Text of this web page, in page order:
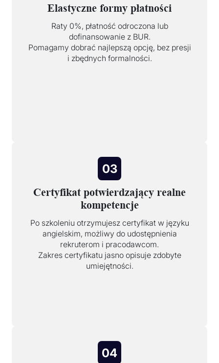
Elastyczne formy płatności
Raty 0%, płatność odroczona lub
dofinansowanie z BUR.
Pomagamy dobrać najlepszą opcję, bez presji
i zbędnych formalności.
03
Certyfikat potwierdzający realne
kompetencje
Po szkoleniu otrzymujesz certyfikat w języku
angielskim, możliwy do udostępnienia
rekruterom i pracodawcom.
Zakres certyfikatu jasno opisuje zdobyte
umiejętności.
04